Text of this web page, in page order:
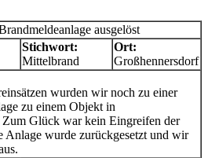
ausgelöst
Stichwort:
Mittelbrand
Ort:
Großhennersdorf
wurden wir noch zu einer
zu einem Objekt in
Glück war kein Eingreifen der
Anlage wurde zurückgesetzt und wir